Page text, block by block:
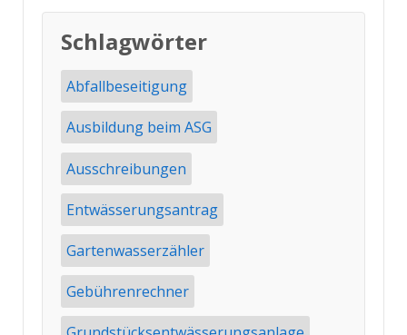
Schlagwörter
Abfallbeseitigung
Ausbildung beim ASG
Ausschreibungen
Entwässerungsantrag
Gartenwasserzähler
Gebührenrechner